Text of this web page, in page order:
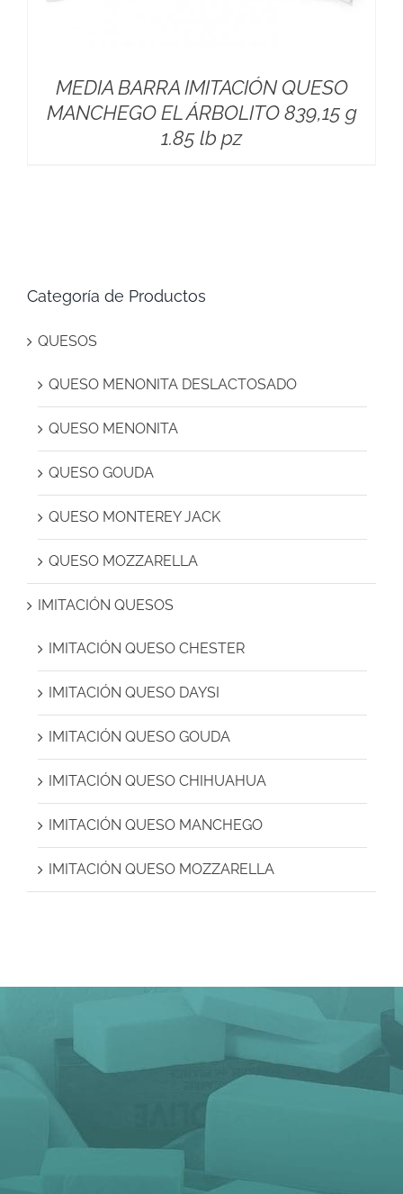
MEDIA BARRA IMITACIÓN QUESO
MANCHEGO EL ÁRBOLITO 839,15 g
1.85 lb pz
Categoría de Productos
QUESOS
QUESO MENONITA DESLACTOSADO
QUESO MENONITA
QUESO GOUDA
QUESO MONTEREY JACK
QUESO MOZZARELLA
IMITACIÓN QUESOS
IMITACIÓN QUESO CHESTER
IMITACIÓN QUESO DAYSI
IMITACIÓN QUESO GOUDA
IMITACIÓN QUESO CHIHUAHUA
IMITACIÓN QUESO MANCHEGO
IMITACIÓN QUESO MOZZARELLA